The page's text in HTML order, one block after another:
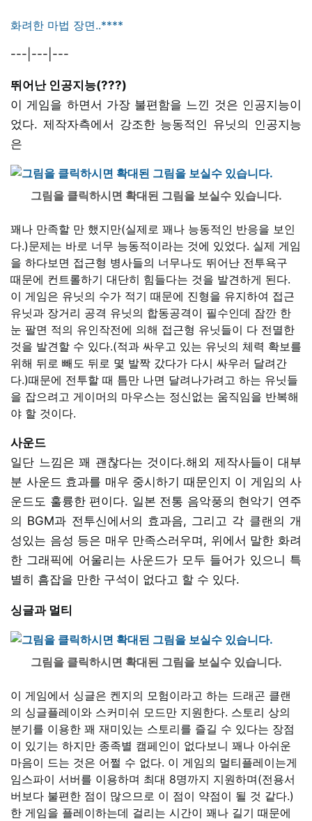
화려한 마법 장면..****
---|---|---
뛰어난 인공지능(???)
이 게임을 하면서 가장 불편함을 느낀 것은 인공지능이
었다. 제작자측에서 강조한 능동적인 유닛의 인공지능
은
그림을 클릭하시면 확대된 그림을 보실수 있습니다.
꽤나 만족할 만 했지만(실제로 꽤나 능동적인 반응을 보인
다.)문제는 바로 너무 능동적이라는 것에 있었다. 실제 게임
을 하다보면 접근형 병사들의 너무나도 뛰어난 전투욕구
때문에 컨트롤하기 대단히 힘들다는 것을 발견하게 된다.
이 게임은 유닛의 수가 적기 때문에 진형을 유지하여 접근
유닛과 장거리 공격 유닛의 합동공격이 필수인데 잠깐 한
눈 팔면 적의 유인작전에 의해 접근형 유닛들이 다 전멸한
것을 발견할 수 있다.(적과 싸우고 있는 유닛의 체력 확보를
위해 뒤로 빼도 뒤로 몇 발짝 갔다가 다시 싸우러 달려간
다.)때문에 전투할 때 틈만 나면 달려나가려고 하는 유닛들
을 잡으려고 게이머의 마우스는 정신없는 움직임을 반복해
야 할 것이다.
사운드
일단 느낌은 꽤 괜찮다는 것이다.해외 제작사들이 대부
분 사운드 효과를 매우 중시하기 때문인지 이 게임의 사
운드도 훌륭한 편이다. 일본 전통 음악풍의 현악기 연주
의 BGM과 전투신에서의 효과음, 그리고 각 클랜의 개
성있는 음성 등은 매우 만족스러우며, 위에서 말한 화려
한 그래픽에 어울리는 사운드가 모두 들어가 있으니 특
별히 흠잡을 만한 구석이 없다고 할 수 있다.
싱글과 멀티
그림을 클릭하시면 확대된 그림을 보실수 있습니다.
이 게임에서 싱글은 켄지의 모험이라고 하는 드래곤 클랜
의 싱글플레이와 스커미쉬 모드만 지원한다. 스토리 상의
분기를 이용한 꽤 재미있는 스토리를 즐길 수 있다는 장점
이 있기는 하지만 종족별 캠페인이 없다보니 꽤나 아쉬운
마음이 드는 것은 어쩔 수 없다. 이 게임의 멀티플레이는게
임스파이 서버를 이용하며 최대 8명까지 지원하며(전용서
버보다 불편한 점이 많으므로 이 점이 약점이 될 것 같다.)
한 게임을 플레이하는데 걸리는 시간이 꽤나 길기 때문에